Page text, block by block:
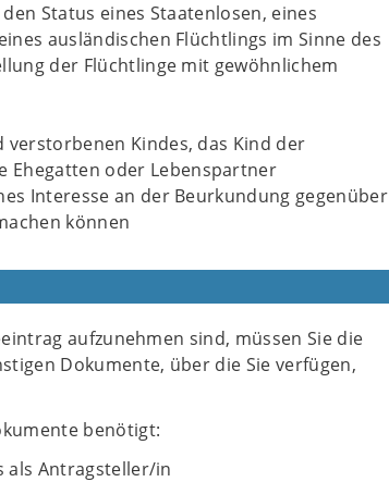
Status eines Staatenlosen, eines
ausländischen Flüchtlings im Sinne des
der Flüchtlinge mit gewöhnlichem
verstorbenen Kindes, das Kind der
Ehegatten oder Lebenspartner
Interesse an der Beurkundung gegenüber
können
aufzunehmen sind, müssen Sie die
Dokumente, über die Sie verfügen,
benötigt:
als Antragsteller/in